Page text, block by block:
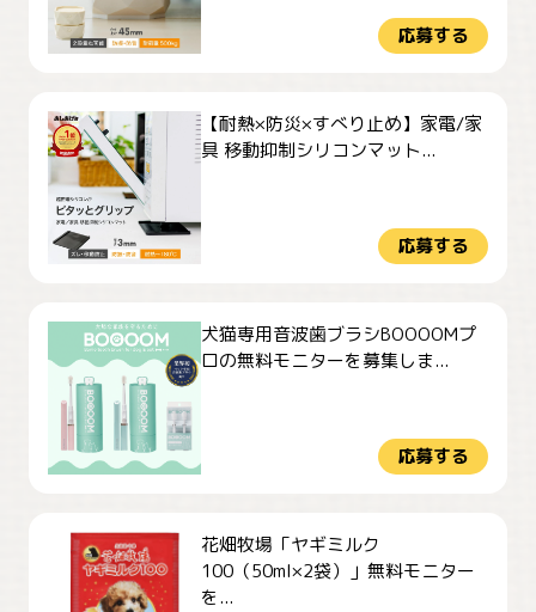
応募する
【耐熱×防災×すべり止め】家電/家
具 移動抑制シリコンマット...
応募する
犬猫専用音波歯ブラシBOOOOMプ
ロの無料モニターを募集しま...
応募する
花畑牧場「ヤギミルク
100（50ml×2袋）」無料モニター
を...